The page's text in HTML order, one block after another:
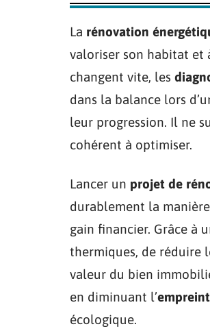
La rénovation
valoriser son habitat et
changent vite, les
dans la balance lors
leur progression. Il ne
cohérent à optimiser.
Lancer un projet de
durablement la
gain financier. Grâce à
thermiques, de réduire
valeur du bien
en diminuant l’
écologique.